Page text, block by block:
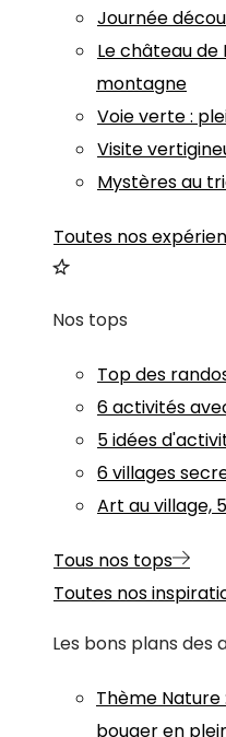
Journée
Le château de
montagne
Voie verte :
Visite
Mystères au
Toutes nos
Nos tops
Top des
6 activités
5 idées
6 villages
Art au village,
Tous nos tops
Toutes nos
Les bons plans des
Thème Nature:
bouger en